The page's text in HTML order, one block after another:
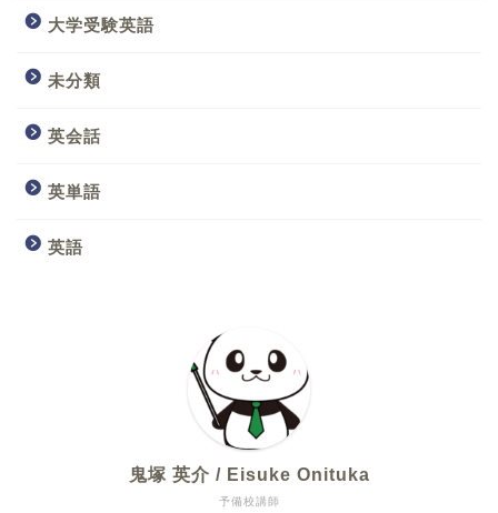
大学受験英語
未分類
英会話
英単語
英語
予備校講師
鬼塚 英介 / Eisuke Onituka